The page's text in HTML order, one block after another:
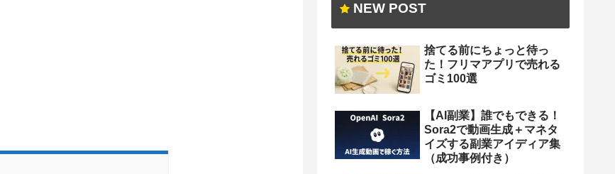
NEW POST
捨てる前にちょっと待っ
た！フリマアプリで売れる
ゴミ100選
【AI副業】誰でもできる！
Sora2で動画生成＋マネタ
イズする副業アイディア集
（成功事例付き）